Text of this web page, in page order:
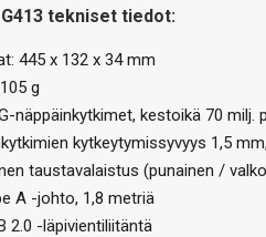
tekniset tiedot:
445 x 132 x 34 mm
g
näppäinkytkimet, kestoikä 70 milj.
kytkeytymissyvyys 1,5
taustavalaistus (punainen /
A -johto, 1,8 metriä
2.0 -läpivientiliitäntä